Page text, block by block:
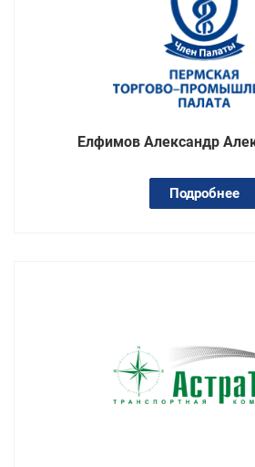
Елфимов Александр
Подробнее